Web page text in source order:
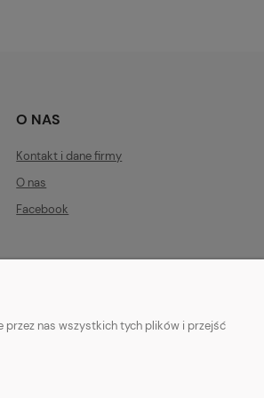
O NAS
Kontakt i dane firmy
O nas
Facebook
nas wszystkich tych plików i przejść